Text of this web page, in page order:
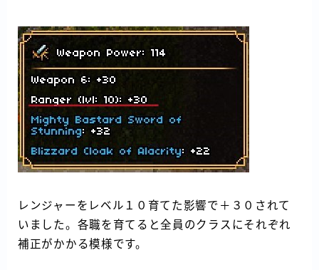
レンジャーをレベル１０育てた影響で＋３０されて
いました。各職を育てると全員のクラスにそれぞれ
補正がかかる模様です。